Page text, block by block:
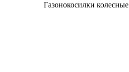
Газонокосилки колесные